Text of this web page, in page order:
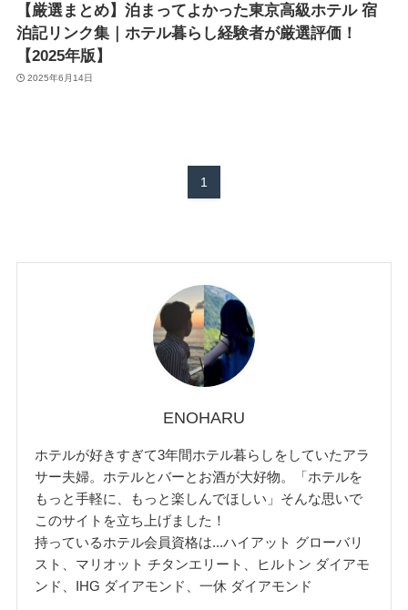
【厳選まとめ】泊まってよかった東京高級ホテル 宿
泊記リンク集｜ホテル暮らし経験者が厳選評価！
【2025年版】
2025年6月14日
1
ENOHARU
ホテルが好きすぎて3年間ホテル暮らしをしていたアラ
サー夫婦。ホテルとバーとお酒が大好物。「ホテルを
もっと手軽に、もっと楽しんでほしい」そんな思いで
このサイトを立ち上げました！
持っているホテル会員資格は...ハイアット グローバリ
スト、マリオット チタンエリート、ヒルトン ダイアモ
ンド、IHG ダイアモンド、一休 ダイアモンド